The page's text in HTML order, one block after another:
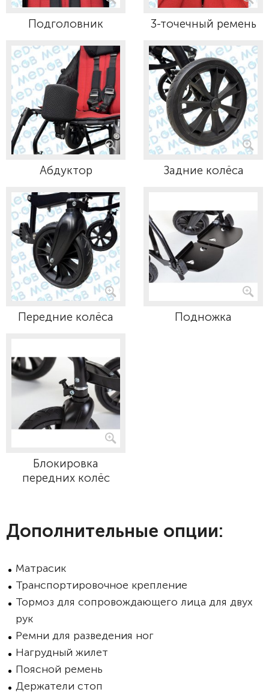
Подголовник 3-точечный ремень
Абдуктор Задние колёса
Передние колёса Подножка
Блокировка
передних колёс
Дополнительные опции:
Матрасик
Транспортировочное крепление
Тормоз для сопровождающего лица для двух
рук
Ремни для разведения ног
Нагрудный жилет
Поясной ремень
Держатели стоп